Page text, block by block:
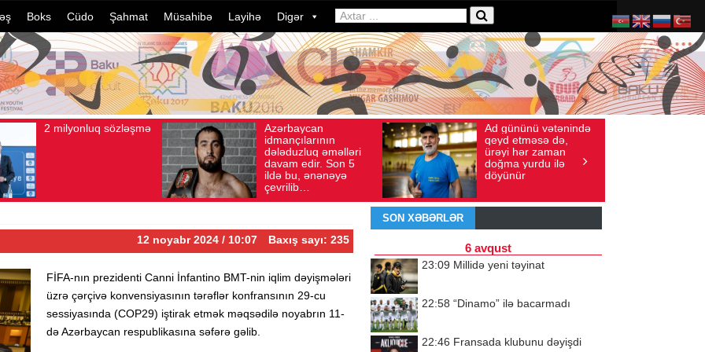
Boks Cüdo Şahmat Müsahibə Layihə Digər
2 milyonluq sözləşmə
Baxış sayı: 80
04, 2026
Azərbaycan
idmançılarının
dələduzluq əməlləri
davam edir. Son 5
ildə bu, ənənəyə
çevrilib…
Baxış sayı: 136
Avqust 04, 2026
Ad gününü vətənində
qeyd etməsə də,
ürəyi hər zaman
doğma yurdu ilə
döyünür
Baxış sayı: 238
İyul 30, 2026
12 noyabr 2024 / 10:07 Baxış sayı: 235
FİFA-nın prezidenti Canni İnfantino BMT-nin iqlim dəyişmələri
üzrə çərçivə konvensiyasının tərəflər konfransının 29-cu
sessiyasında (COP29) iştirak etmək məqsədilə noyabrın 11-
də Azərbaycan respublikasına səfərə gəlib.
SON XƏBƏRLƏR
6 avqust
23:09 Millidə yeni təyinat
22:58 “Dinamo” ilə bacarmadı
22:46 Fransada klubunu dəyişdi